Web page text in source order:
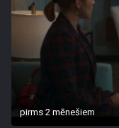
pirms 2 mēnešiem